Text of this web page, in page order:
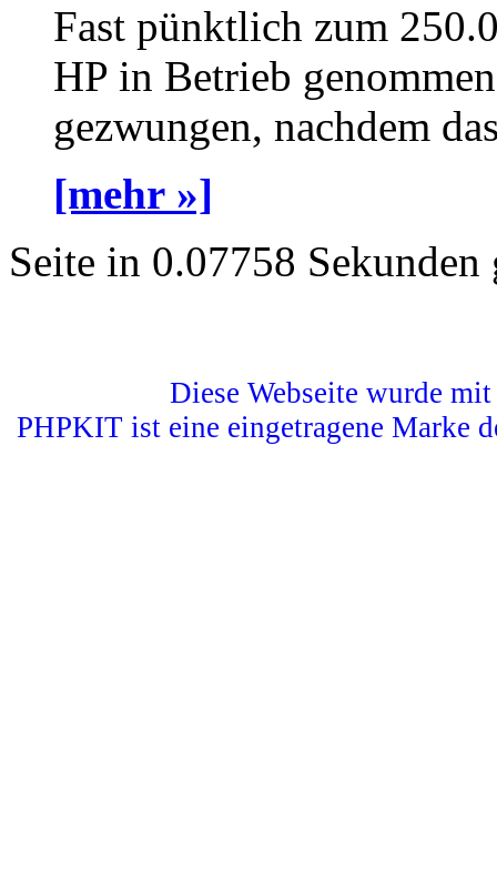
Fast pünktlich zum
HP in Betrieb
gezwungen, nachdem
[mehr »]
Seite in 0.07758 Sekunden
Diese Webseite wurde
PHPKIT ist eine eingetragene Marke